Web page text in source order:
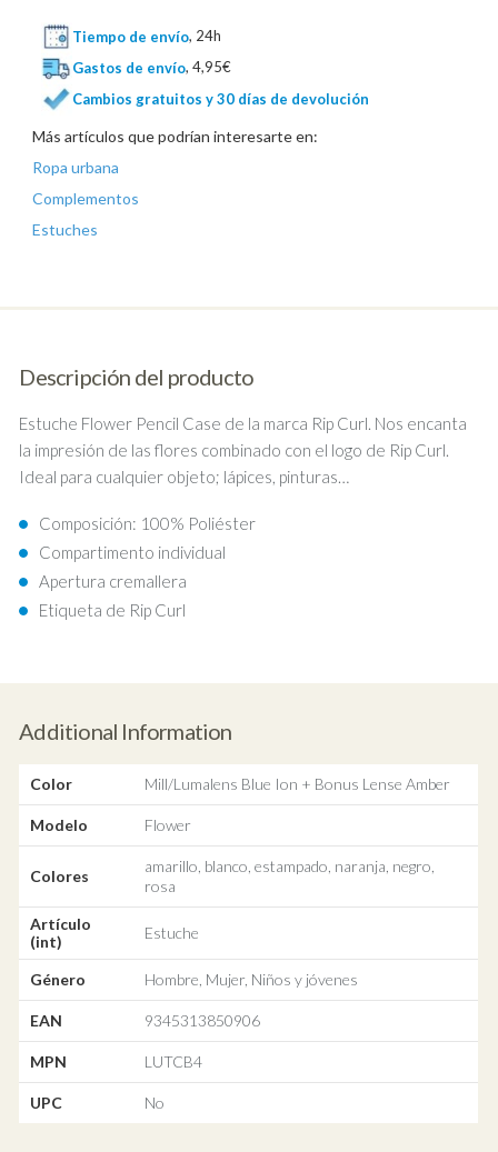
Tiempo de envío, 24h
Gastos de envío, 4,95€
Cambios gratuitos y 30 días de devolución
Más artículos que podrían interesarte en:
Ropa urbana
Complementos
Estuches
Descripción del producto
Estuche Flower Pencil Case de la marca Rip Curl. Nos encanta
la impresión de las flores combinado con el logo de Rip Curl.
Ideal para cualquier objeto; lápices, pinturas…
Composición: 100% Poliéster
Compartimento individual
Apertura cremallera
Etiqueta de Rip Curl
Additional Information
Color Mill/Lumalens Blue Ion + Bonus Lense Amber
Modelo Flower
Colores
amarillo, blanco, estampado, naranja, negro,
rosa
Artículo
(int)
Estuche
Género Hombre, Mujer, Niños y jóvenes
EAN 9345313850906
MPN LUTCB4
UPC No